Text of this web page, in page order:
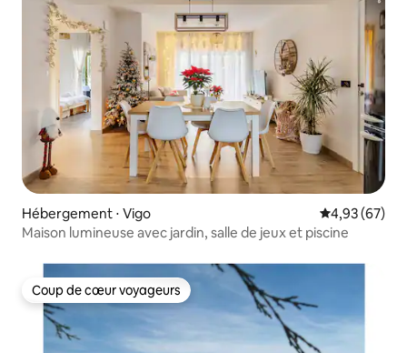
Hébergement ⋅ Vigo Évaluation
4,93 (67)
Maison lumineuse avec jardin, salle de jeux et piscine
Coup de cœur voyageurs
Coup de cœur voyageurs